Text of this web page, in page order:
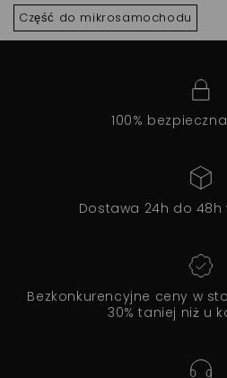
Część do mikrosamochodu
100%
Dostawa 24h do 48h
Bezkonkurencyjne ceny w
30% taniej niż u